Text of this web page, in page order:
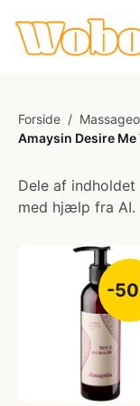
Forside /
Amaysin Desire
Dele af
med hjælp fra AI.
-